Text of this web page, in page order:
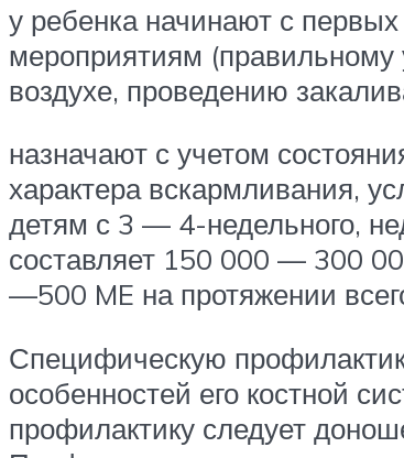
у ребенка начинают с
мероприятиям
воздухе, проведению
назначают с учетом
характера вскармливания,
детям с 3 — 4-недельного,
составляет 150 000 — 300
—500 ME на протяжении
Специфическую
особенностей его костной
профилактику следует